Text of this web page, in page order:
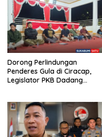
Dorong Perlindungan
Penderes Gula di Ciracap,
Legislator PKB Dadang
Ketenagakerjaan